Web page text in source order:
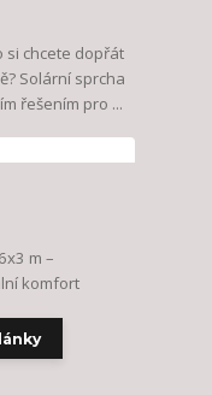
si chcete dopřát
Solární sprcha
řešením pro ...
m –
komfort